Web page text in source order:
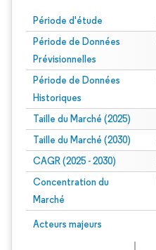
Période d'étude
Période de Données
Prévisionnelles
Période de Données
Historiques
Taille du Marché (2025)
Taille du Marché (2030)
CAGR (2025 - 2030)
Concentration du
Marché
Acteurs majeurs